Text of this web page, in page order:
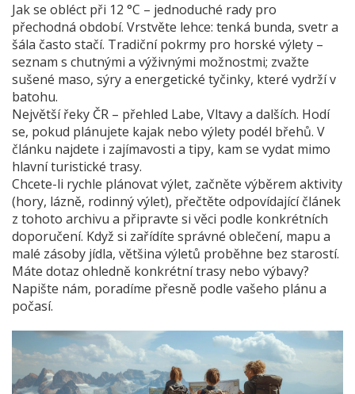
Jak se obléct při 12 °C – jednoduché rady pro
přechodná období. Vrstvěte lehce: tenká bunda, svetr a
šála často stačí. Tradiční pokrmy pro horské výlety –
seznam s chutnými a výživnými možnostmi; zvažte
sušené maso, sýry a energetické tyčinky, které vydrží v
batohu.
Největší řeky ČR – přehled Labe, Vltavy a dalších. Hodí
se, pokud plánujete kajak nebo výlety podél břehů. V
článku najdete i zajímavosti a tipy, kam se vydat mimo
hlavní turistické trasy.
Chcete-li rychle plánovat výlet, začněte výběrem aktivity
(hory, lázně, rodinný výlet), přečtěte odpovídající článek
z tohoto archivu a připravte si věci podle konkrétních
doporučení. Když si zařídíte správné oblečení, mapu a
malé zásoby jídla, většina výletů proběhne bez starostí.
Máte dotaz ohledně konkrétní trasy nebo výbavy?
Napište nám, poradíme přesně podle vašeho plánu a
počasí.